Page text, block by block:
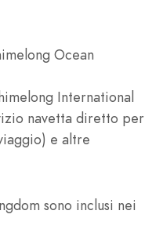
Ocean
International
navetta diretto per
e altre
sono inclusi nei